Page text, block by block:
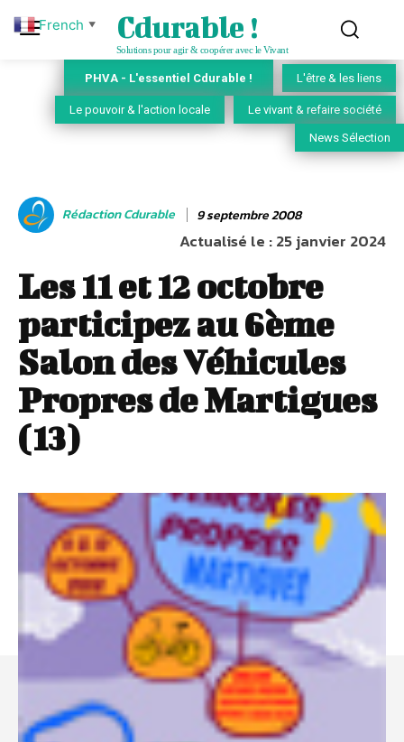
Cdurable !
Solutions pour agir & coopérer avec le Vivant
PHVA - L'essentiel Cdurable ! L'être & les liens
Le pouvoir & l'action locale Le vivant & refaire société
News Sélection
Rédaction Cdurable 9 septembre 2008
Actualisé le :25 janvier 2024
Les 11 et 12 octobre
participez au 6ème
Salon des Véhicules
Propres de Martigues
(13)
French ▼